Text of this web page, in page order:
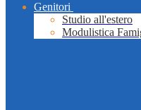
Genitori
Studio all'estero
Modulistica